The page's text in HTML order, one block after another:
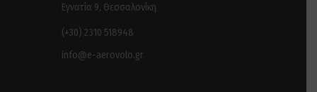
Εγνατία 9, Θεσσαλονίκη
(+30) 2310 518948
info@e-aerovolo.gr